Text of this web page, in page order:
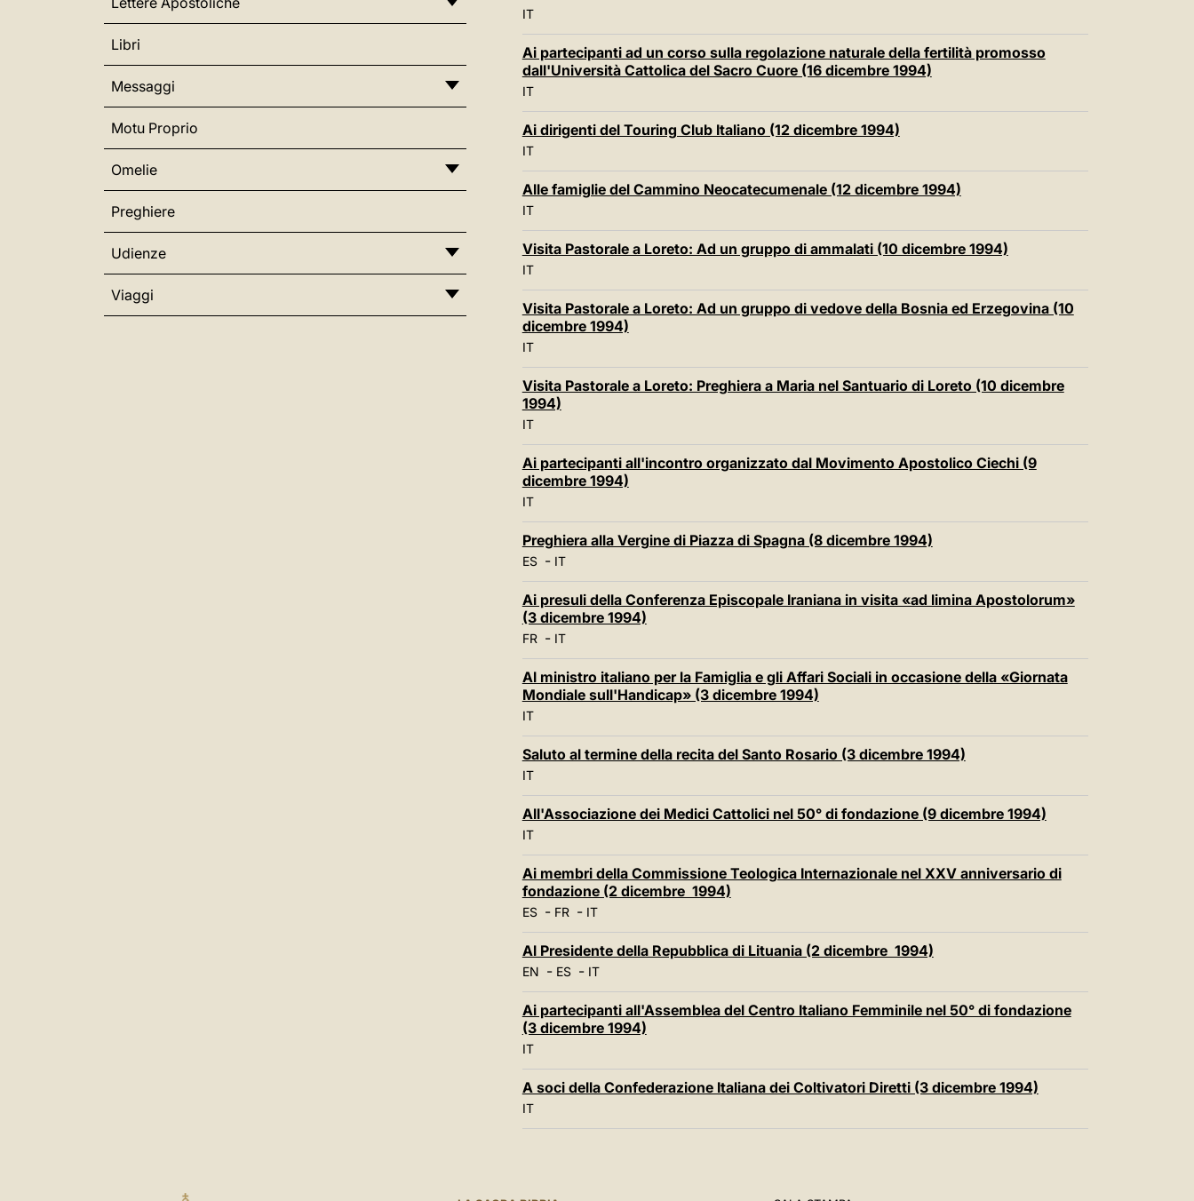
Libri
Messaggi
Motu Proprio
Omelie
Preghiere
Udienze
Viaggi
IT
Ai partecipanti ad un corso sulla regolazione naturale della fertilità promosso
dall'Università Cattolica del Sacro Cuore (16 dicembre 1994)
IT
Ai dirigenti del Touring Club Italiano (12 dicembre 1994)
IT
Alle famiglie del Cammino Neocatecumenale (12 dicembre 1994)
IT
Visita Pastorale a Loreto: Ad un gruppo di ammalati (10 dicembre 1994)
IT
Visita Pastorale a Loreto: Ad un gruppo di vedove della Bosnia ed Erzegovina (10
dicembre 1994)
IT
Visita Pastorale a Loreto: Preghiera a Maria nel Santuario di Loreto (10 dicembre
1994)
IT
Ai partecipanti all'incontro organizzato dal Movimento Apostolico Ciechi (9
dicembre 1994)
IT
Preghiera alla Vergine di Piazza di Spagna (8 dicembre 1994)
ES- IT
Ai presuli della Conferenza Episcopale Iraniana in visita «ad limina Apostolorum»
(3 dicembre 1994)
FR- IT
Al ministro italiano per la Famiglia e gli Affari Sociali in occasione della «Giornata
Mondiale sull'Handicap» (3 dicembre 1994)
IT
Saluto al termine della recita del Santo Rosario (3 dicembre 1994)
IT
All'Associazione dei Medici Cattolici nel 50° di fondazione (9 dicembre 1994)
IT
Ai membri della Commissione Teologica Internazionale nel XXV anniversario di
fondazione (2 dicembre 1994)
ES- FR- IT
Al Presidente della Repubblica di Lituania (2 dicembre 1994)
EN - ES- IT
Ai partecipanti all'Assemblea del Centro Italiano Femminile nel 50° di fondazione
(3 dicembre 1994)
IT
A soci della Confederazione Italiana dei Coltivatori Diretti (3 dicembre 1994)
IT